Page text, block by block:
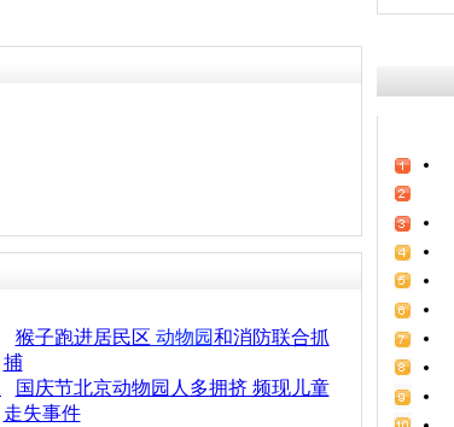
猴子跑进居民区 动物园和消防联合抓
捕
国庆节北京动物园人多拥挤 频现儿童
走失事件